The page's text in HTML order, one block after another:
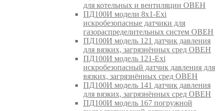
для котельных и вентиляции ОВЕН
ПД100И модели 8х1-Exi
искробезопасные датчики для
газораспределительных систем ОВЕН
ПД100И модель 121 датчик давления
для вязких, загрязнённых сред ОВЕН
ПД100И модель 121-Exi
искробезопасный датчик давления для
вязких, загрязнённых сред ОВЕН
ПД100И модель 141 датчик давления
для вязких, загрязнённых сред ОВЕН
ПД100И модель 167 погружной